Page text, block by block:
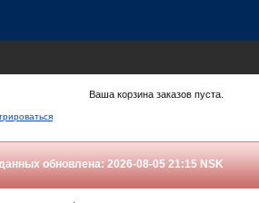
Ваша корзина заказов пуста.
обновлена: 2026-08-05 21:15 NSK